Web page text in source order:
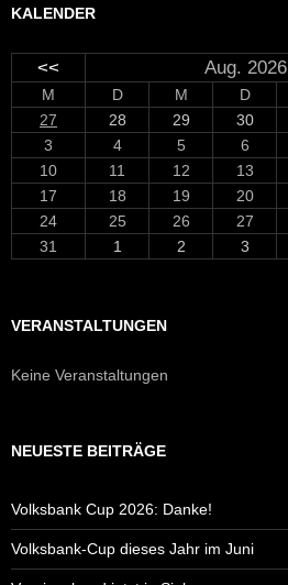
KALENDER
<< Aug. 2026
M D M D
27
28 29 30
3
4 5 6
10
11 12 13
17
18 19 20
24
25 26 27
31
1 2 3
VERANSTALTUNGEN
Keine Veranstaltungen
NEUESTE BEITRÄGE
Volksbank Cup 2026: Danke!
Volksbank-Cup dieses Jahr im Juni